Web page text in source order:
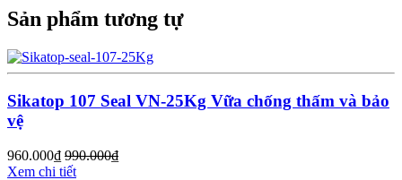
Sản phẩm tương tự
Sikatop 107 Seal VN-25Kg Vữa chống thấm và bảo
vệ
960.000₫ 990.000₫
Xem chi tiết